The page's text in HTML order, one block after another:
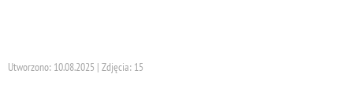
Utworzono: 10.08.2025 | Zdjęcia: 15